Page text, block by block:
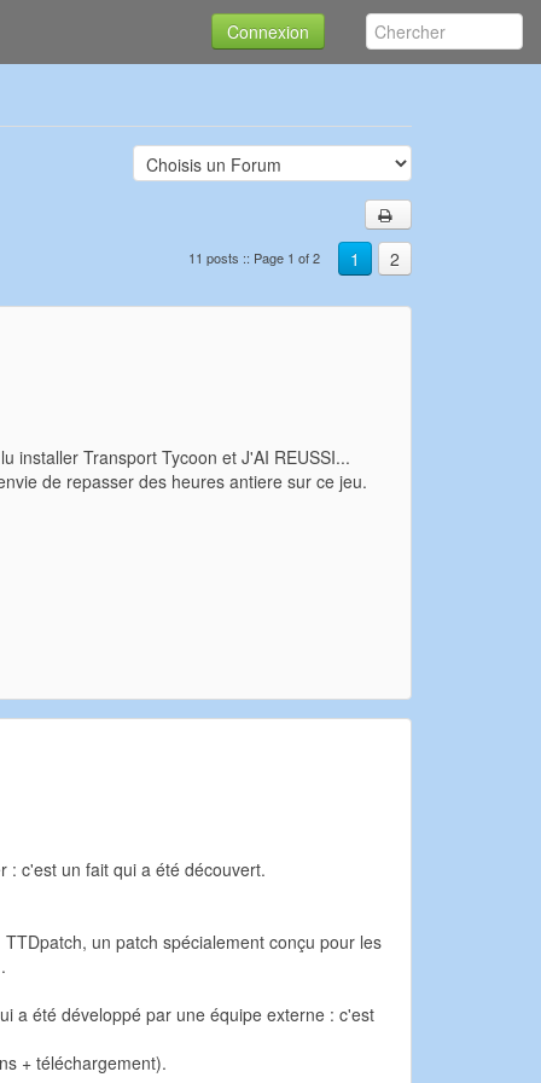
Connexion
1 2
11 posts :: Page 1 of 2
installer Transport Tycoon et J'AI REUSSI...
de repasser des heures antiere sur ce jeu.
: c'est un fait qui a été découvert.
un patch spécialement conçu pour les
a été développé par une équipe externe : c'est
+ téléchargement).